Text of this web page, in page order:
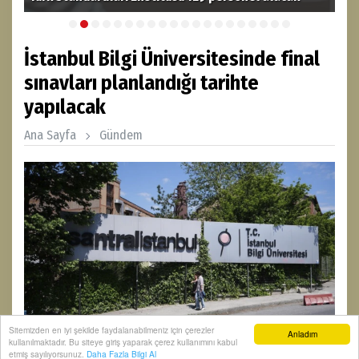
Anladım
Sitemizden en iyi şekilde faydalanabilmeniz için çerezler
kullanılmaktadır. Bu siteye giriş yaparak çerez kullanımını kabul
etmiş sayılıyorsunuz. Daha Fazla Bilgi Al
İstanbul Bilgi Üniversitesinde final
sınavları planlandığı tarihte
yapılacak
Ana Sayfa Gündem